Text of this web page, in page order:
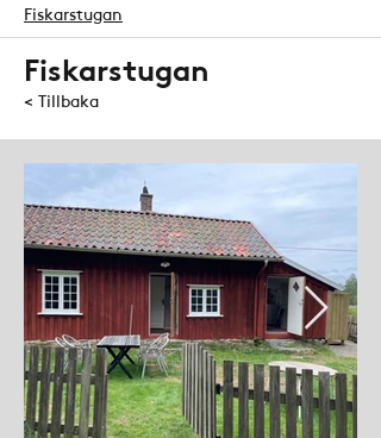
Fiskarstugan
Fiskarstugan
< Tillbaka